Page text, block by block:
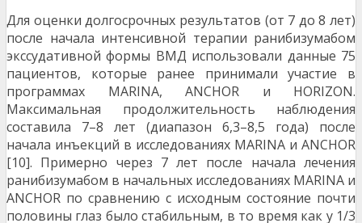
Для оценки долгосрочных результатов (от 7 до 8 лет)
после начала интенсивной терапии ранибизумабом
экссудативной формы ВМД использовали данные 75
пациентов, которые ранее принимали участие в
программах MARINA, ANCНOR и HORIZON.
Максимальная продолжительность наблюдения
составила 7–8 лет (диапазон 6,3–8,5 года) после
начала инъекций в исследованиях MARINA и ANCНOR
[10]. Примерно через 7 лет после начала лечения
ранибизумабом в начальных исследованиях MARINA и
ANCНOR по сравнению с исходным состояние почти
половины глаз было стабильным, в то время как у 1/3